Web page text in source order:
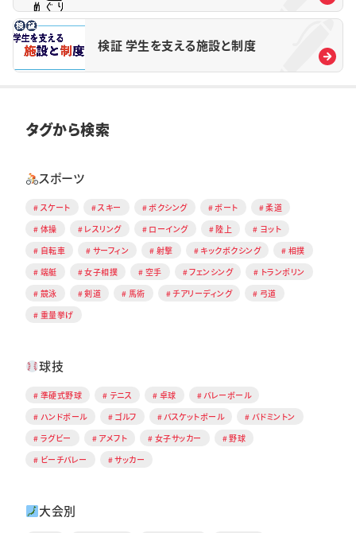
検証 学生を支える施設と制度
タグから検索
スポーツ
スケート スキー ボクシング ボート
柔道
体操
レスリング ローイング 陸上
ヨット
自転車
サーフィン 射撃 キックボクシング
相撲
端艇
女子相撲 空手 フェンシング
トランポリン
競泳
剣道 馬術 チアリーディング
弓道
重量挙げ
球技
準硬式野球 テニス 卓球
バレーボール
ハンドボール
ゴルフ バスケットボール
バドミントン
ラグビー
アメフト 女子サッカー
野球
ビーチバレー
サッカー
大会別